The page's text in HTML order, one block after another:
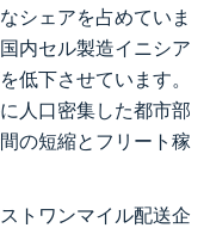
シェアを占めていま
内セル製造イニシア
低下させています。
人口密集した都市部
の短縮とフリート稼
トワンマイル配送企